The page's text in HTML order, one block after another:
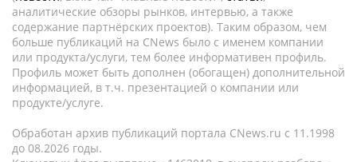
аналитические обзоры рынков, интервью, а также
содержание партнёрских проектов). Таким образом, чем
больше публикаций на CNews было с именем компании
или продукта/услуги, тем более информативен профиль.
Профиль может быть дополнен (обогащен) дополнительной
информацией, в т.ч. презентацией о компании или
продукте/услуге.
Обработан архив публикаций портала CNews.ru c 11.1998
до 08.2026 годы.